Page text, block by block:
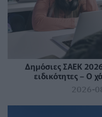
Δημόσιες ΣΑΕΚ
ειδικότητες – Ο
2026-